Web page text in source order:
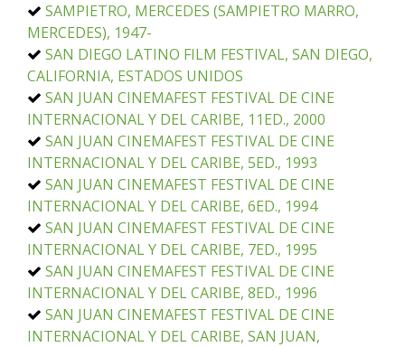
SAMPIETRO, MERCEDES (SAMPIETRO MARRO,
MERCEDES), 1947-
SAN DIEGO LATINO FILM FESTIVAL, SAN DIEGO,
CALIFORNIA, ESTADOS UNIDOS
SAN JUAN CINEMAFEST FESTIVAL DE CINE
INTERNACIONAL Y DEL CARIBE, 11ED., 2000
SAN JUAN CINEMAFEST FESTIVAL DE CINE
INTERNACIONAL Y DEL CARIBE, 5ED., 1993
SAN JUAN CINEMAFEST FESTIVAL DE CINE
INTERNACIONAL Y DEL CARIBE, 6ED., 1994
SAN JUAN CINEMAFEST FESTIVAL DE CINE
INTERNACIONAL Y DEL CARIBE, 7ED., 1995
SAN JUAN CINEMAFEST FESTIVAL DE CINE
INTERNACIONAL Y DEL CARIBE, 8ED., 1996
SAN JUAN CINEMAFEST FESTIVAL DE CINE
INTERNACIONAL Y DEL CARIBE, SAN JUAN,